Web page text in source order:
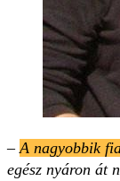
–A nagyobbik
egész nyáron át